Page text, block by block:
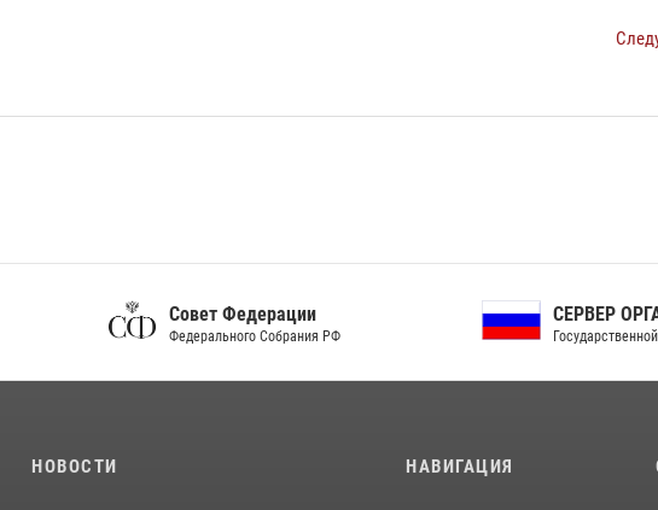
Совет Федерации
Федерального Собрания РФ
СЕРВЕР ОРГАНОВ
Государственной власти РФ
НОВОСТИ НАВИГАЦИЯ